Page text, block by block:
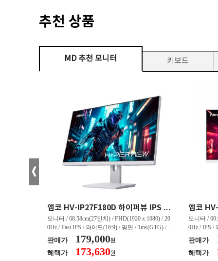
추천 상품
MD 추천 모니터 키보드
앱코 HV-IP27F180D 하이퍼뷰 IPS FHD 200 HDR 무결점
모니터 / 68.58cm(27인치) / FHD(1920 x 1080) / 20
0Hz / Fast IPS / 와이드(16:9) / 평면 / 1ms(GTG) / 3
50nit / 1,000:1 / 헤드폰 아웃 / LED 조명 / 틸트(상
하) / 6kg / [색상영역] / sRGB:128% / Adobe RGB:8
5% / DCI-P3:91% / NTSC:90% / [게임특화] / 조준
판매가 179,000원
혜택가 173,630원
모니터 /
0Hz / IPS /
50nit /
하) / 4.9kg
80% / DCI-
판매가
혜택가